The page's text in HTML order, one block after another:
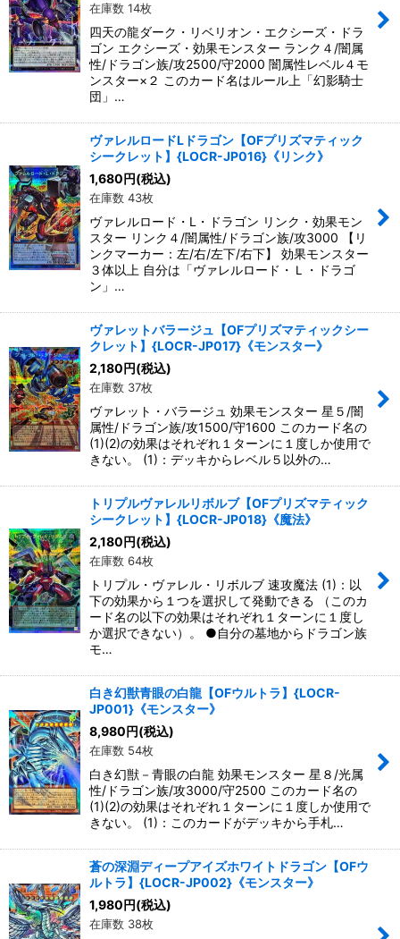
在庫数 14枚
四天の龍ダーク・リベリオン・エクシーズ・ドラ
ゴン エクシーズ・効果モンスター ランク４/闇属
性/ドラゴン族/攻2500/守2000 闇属性レベル４モ
ンスター×２ このカード名はルール上「幻影騎士
団」…
ヴァレルロードLドラゴン【OFプリズマティック
シークレット】{LOCR-JP016}《リンク》
1,680円(税込)
在庫数 43枚
ヴァレルロード・L・ドラゴン リンク・効果モン
スター リンク４/闇属性/ドラゴン族/攻3000 【リ
ンクマーカー：左/右/左下/右下】 効果モンスター
３体以上 自分は「ヴァレルロード・Ｌ・ドラゴ
ン」…
ヴァレットバラージュ【OFプリズマティックシー
クレット】{LOCR-JP017}《モンスター》
2,180円(税込)
在庫数 37枚
ヴァレット・バラージュ 効果モンスター 星５/闇
属性/ドラゴン族/攻1500/守1600 このカード名の
(1)(2)の効果はそれぞれ１ターンに１度しか使用で
きない。 (1)：デッキからレベル５以外の…
トリプルヴァレルリボルブ【OFプリズマティック
シークレット】{LOCR-JP018}《魔法》
2,180円(税込)
在庫数 64枚
トリプル・ヴァレル・リボルブ 速攻魔法 (1)：以
下の効果から１つを選択して発動できる （このカ
ード名の以下の効果はそれぞれ１ターンに１度し
か選択できない）。 ●自分の墓地からドラゴン族
モ…
白き幻獣青眼の白龍【OFウルトラ】{LOCR-
JP001}《モンスター》
8,980円(税込)
在庫数 54枚
白き幻獣－青眼の白龍 効果モンスター 星８/光属
性/ドラゴン族/攻3000/守2500 このカード名の
(1)(2)の効果はそれぞれ１ターンに１度しか使用で
きない。 (1)：このカードがデッキから手札…
蒼の深淵ディープアイズホワイトドラゴン【OFウ
ルトラ】{LOCR-JP002}《モンスター》
1,980円(税込)
在庫数 38枚